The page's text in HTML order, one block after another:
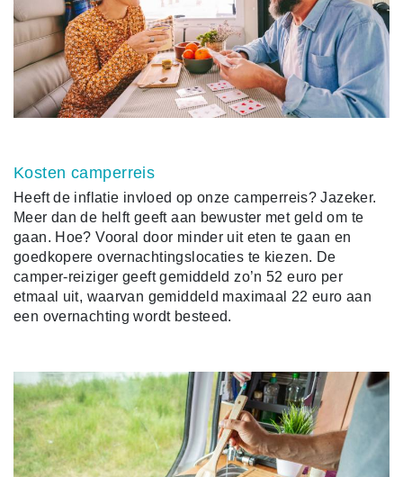
Kosten camperreis
Heeft de inflatie invloed op onze camperreis? Jazeker.
Meer dan de helft geeft aan bewuster met geld om te
gaan. Hoe? Vooral door minder uit eten te gaan en
goedkopere overnachtingslocaties te kiezen. De
camper-reiziger geeft gemiddeld zo’n 52 euro per
etmaal uit, waarvan gemiddeld maximaal 22 euro aan
een overnachting wordt besteed.